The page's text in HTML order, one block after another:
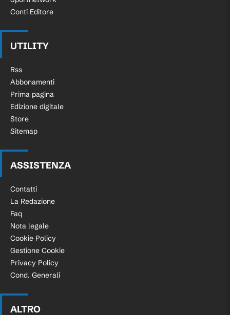
Conti Editore
UTILITY
Rss
Abbonamenti
Prima pagina
Edizione digitale
Store
Sitemap
ASSISTENZA
Contatti
La Redazione
Faq
Nota legale
Cookie Policy
Gestione Cookie
Privacy Policy
Cond. Generali
ALTRO